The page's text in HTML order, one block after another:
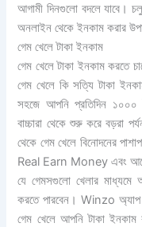
আগামী দিনগুলো বদলে যাবে।
অনলাইন থেকে ইনকাম করার
গেম খেলে টাকা ইনকাম
গেম খেলে টাকা ইনকাম করতে
গেম খেলে কি সত্যি টাকা
সহজে আপনি প্রতিদিন ১০০০
বাচ্চারা থেকে শুরু করে বড়রা
থেকে গেম খেলে বিনোদনের
Real Earn Money এবং আরো
যে গেমসগুলো খেলার মাধ্যমে
করতে পারবেন। Winzo অ্যাপ
গেম খেলে আপনি টাকা